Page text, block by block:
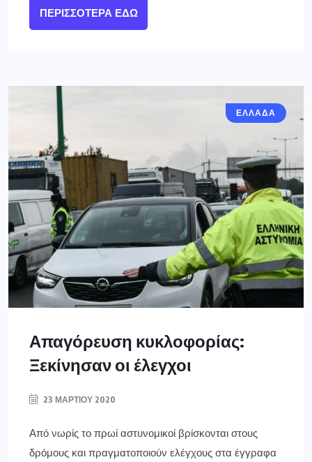
ΠΕΡΙΣΣΌΤΕΡΑ ΕΔΏ
ΕΛΛΑΔΑ
Απαγόρευση κυκλοφορίας:
Ξεκίνησαν οι έλεγχοι
23 ΜΑΡΤΊΟΥ 2020
Από νωρίς το πρωί αστυνομικοί βρίσκονται στους
δρόμους και πραγματοποιούν ελέγχους στα έγγραφα